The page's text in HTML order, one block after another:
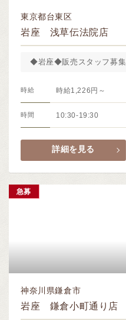
東京都台東区
岩座 浅草伝法院店
◆岩座◆販売スタッフ募集
時給 時給1,226円～
時間 10:30-19:30
詳細を見る
神奈川県鎌倉市
岩座 鎌倉小町通り店
急募